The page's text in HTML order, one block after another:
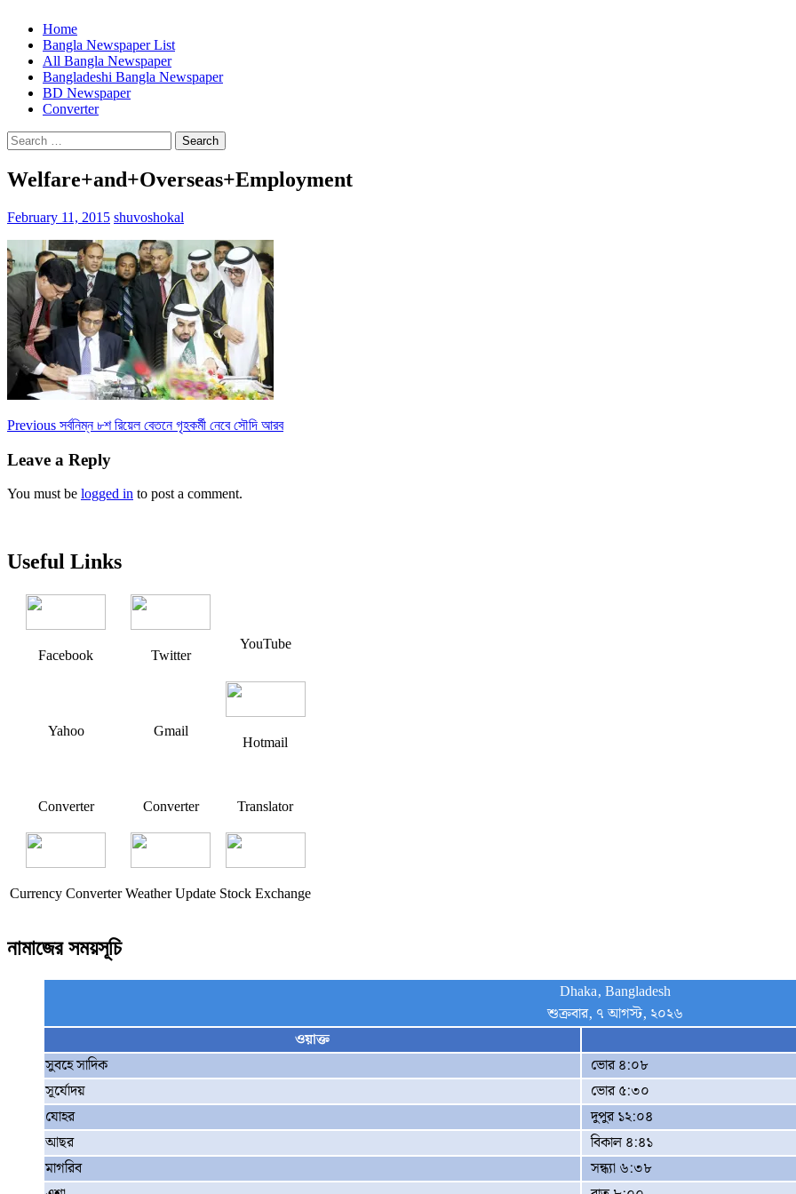
Home
Bangla Newspaper List
All Bangla Newspaper
Bangladeshi Bangla Newspaper
BD Newspaper
Converter
Search
for:
Welfare+and+Overseas+Employment
February 11, 2015 shuvoshokal
Post
navigation
Previous Previous
সর্বনিম্ন ৮শ রিয়েল বেতনে গৃহকর্মী নেবে সৌদি আরব
Leave a Reply
You must be logged in to post a comment.
Useful Links
Facebook Twitter
YouTube
Yahoo Gmail
Hotmail
Converter Converter Translator
Currency Converter Weather Update Stock Exchange
নামাজের সময়সূচি
Dhaka, Bangladesh
শুক্রবার, ৭ আগস্ট, ২০২৬
ওয়াক্ত
সুবহে সাদিক
ভোর ৪:০৮
সূর্যোদয়
ভোর ৫:৩০
যোহর
দুপুর ১২:০৪
আছর
বিকাল ৪:৪১
মাগরিব
সন্ধ্যা ৬:৩৮